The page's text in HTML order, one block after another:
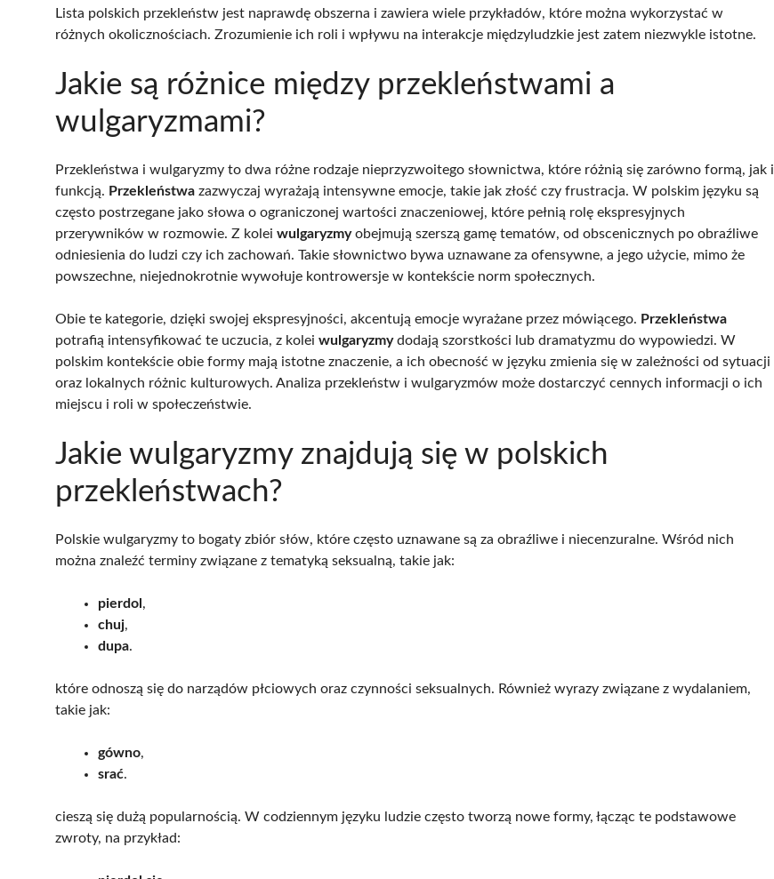
Lista polskich przekleństw jest naprawdę obszerna i zawiera wiele przykładów, które można wykorzystać w
różnych okolicznościach. Zrozumienie ich roli i wpływu na interakcje międzyludzkie jest zatem niezwykle istotne.
Jakie są różnice między przekleństwami a
wulgaryzmami?
Przekleństwa i wulgaryzmy to dwa różne rodzaje nieprzyzwoitego słownictwa, które różnią się zarówno formą, jak i
funkcją. Przekleństwa zazwyczaj wyrażają intensywne emocje, takie jak złość czy frustracja. W polskim języku są
często postrzegane jako słowa o ograniczonej wartości znaczeniowej, które pełnią rolę ekspresyjnych
przerywników w rozmowie. Z kolei wulgaryzmyobejmują szerszą gamę tematów, od obscenicznych po obraźliwe
odniesienia do ludzi czy ich zachowań. Takie słownictwo bywa uznawane za ofensywne, a jego użycie, mimo że
powszechne, niejednokrotnie wywołuje kontrowersje w kontekście norm społecznych.
Obie te kategorie, dzięki swojej ekspresyjności, akcentują emocje wyrażane przez mówiącego. Przekleństwa
potrafią intensyfikować te uczucia, z kolei wulgaryzmydodają szorstkości lub dramatyzmu do wypowiedzi. W
polskim kontekście obie formy mają istotne znaczenie, a ich obecność w języku zmienia się w zależności od sytuacji
oraz lokalnych różnic kulturowych. Analiza przekleństw i wulgaryzmów może dostarczyć cennych informacji o ich
miejscu i roli w społeczeństwie.
Jakie wulgaryzmy znajdują się w polskich
przekleństwach?
Polskie wulgaryzmy to bogaty zbiór słów, które często uznawane są za obraźliwe i niecenzuralne. Wśród nich
można znaleźć terminy związane z tematyką seksualną, takie jak:
pierdol ,
chuj,
dupa.
które odnoszą się do narządów płciowych oraz czynności seksualnych. Również wyrazy związane z wydalaniem,
takie jak:
gówno,
srać.
cieszą się dużą popularnością. W codziennym języku ludzie często tworzą nowe formy, łącząc te podstawowe
zwroty, na przykład: